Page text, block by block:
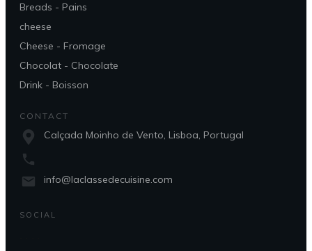
Breads - Pains
cheese
Cheese - Fromage
Chocolat - Chocolate
Drink - Boisson
CONTACT
Calçada Moinho de Vento, Lisboa, Portugal
info@laclassedecuisine.com
SOCIAL